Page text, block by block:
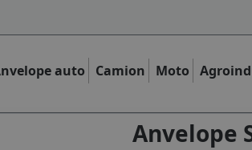
auto Camion Moto
Anvelope